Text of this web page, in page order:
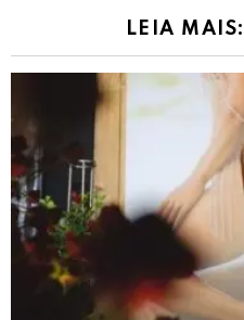
LEIA MAIS: